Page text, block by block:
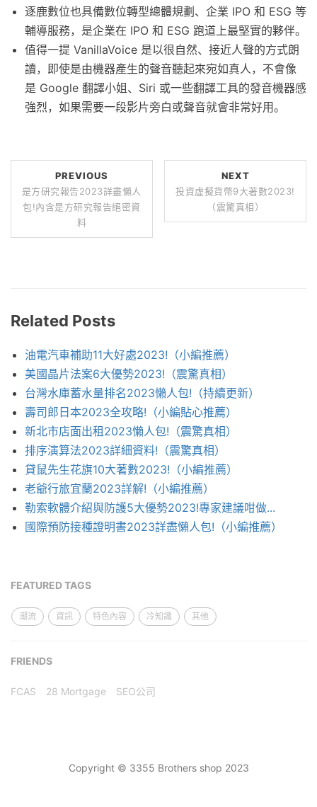
逐鹿數位也具備數位轉型總體規劃、企業 IPO 和 ESG 等
輔導服務，是企業在 IPO 和 ESG 跑道上最堅實的夥伴。
值得一提 VanillaVoice 是以很自然、接近人聲的方式朗
讀，即使是由機器產生的聲音聽起來宛如真人，不會像
是 Google 翻譯小姐、Siri 或一些翻譯工具的發音機器感
強烈，如果需要一段影片旁白或聲音就會非常好用。
PREVIOUS
是方研究報告2023詳盡懶人
包!內含是方研究報告絕密資
料
NEXT
投資虛擬貨幣9大著數2023!
（震驚真相）
Related Posts
油電汽車補助11大好處2023!（小編推薦）
美國晶片法案6大優勢2023!（震驚真相）
台灣水庫蓄水量排名2023懶人包!（持續更新）
壽司郎日本2023全攻略!（小編貼心推薦）
新北市店面出租2023懶人包!（震驚真相）
排序演算法2023詳細資料!（震驚真相）
貸鼠先生花旗10大著數2023!（小編推薦）
老爺行旅宜蘭2023詳解!（小編推薦）
勒索軟體介紹與防護5大優勢2023!專家建議咁做...
國際預防接種證明書2023詳盡懶人包!（小編推薦）
FEATURED TAGS
潮流 資訊 特色內容 冷知識 其他
FRIENDS
FCAS 28 Mortgage SEO公司
Copyright © 3355 Brothers shop 2023